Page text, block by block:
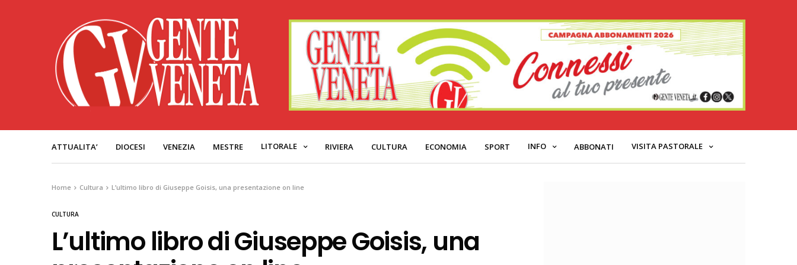
ATTUALITA’ DIOCESI VENEZIA MESTRE LITORALE RIVIERA CULTURA ECONOMIA SPORT INFO ABBONATI VISITA PASTORALE
Home Cultura L’ultimo libro di Giuseppe Goisis, una presentazione on line
CULTURA
L’ultimo libro di Giuseppe Goisis, una